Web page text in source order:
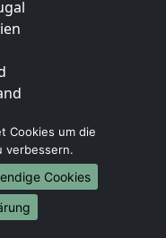
Cookies um die
verbessern.
Cookies